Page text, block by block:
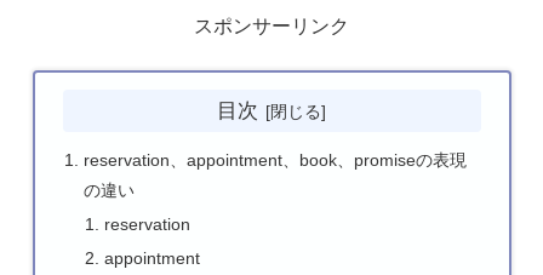
スポンサーリンク
目次
reservation、appointment、book、promiseの表現
の違い
reservation
appointment